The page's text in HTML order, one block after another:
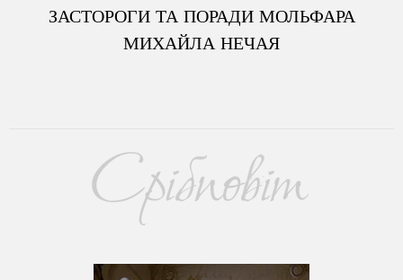
ЗАСТОРОГИ ТА ПОРАДИ МОЛЬФАРА
МИХАЙЛА НЕЧАЯ